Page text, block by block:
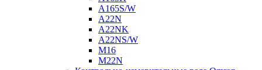
A165S/W
A22N
A22NK
A22NS/W
M16
M22N